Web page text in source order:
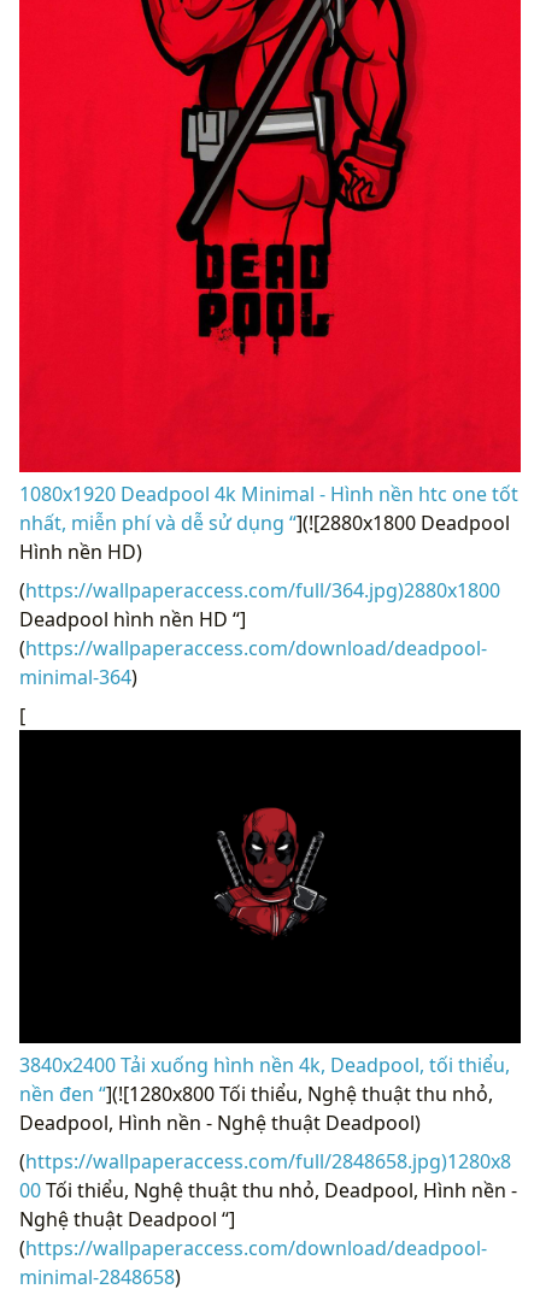
1080x1920 Deadpool 4k Minimal - Hình nền htc one tốt
nhất, miễn phí và dễ sử dụng “](![2880x1800 Deadpool
Hình nền HD)
(https://wallpaperaccess.com/full/364.jpg)2880x1800
Deadpool hình nền HD “]
(https://wallpaperaccess.com/download/deadpool-
minimal-364)
[
3840x2400 Tải xuống hình nền 4k, Deadpool, tối thiểu,
nền đen “](![1280x800 Tối thiểu, Nghệ thuật thu nhỏ,
Deadpool, Hình nền - Nghệ thuật Deadpool)
(https://wallpaperaccess.com/full/2848658.jpg)1280x8
00Tối thiểu, Nghệ thuật thu nhỏ, Deadpool, Hình nền -
Nghệ thuật Deadpool “]
(https://wallpaperaccess.com/download/deadpool-
minimal-2848658)